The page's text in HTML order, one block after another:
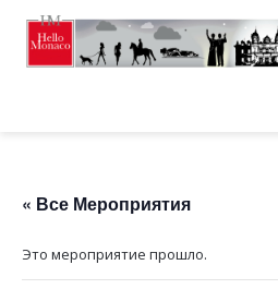
« Все Мероприятия
Это мероприятие прошло.